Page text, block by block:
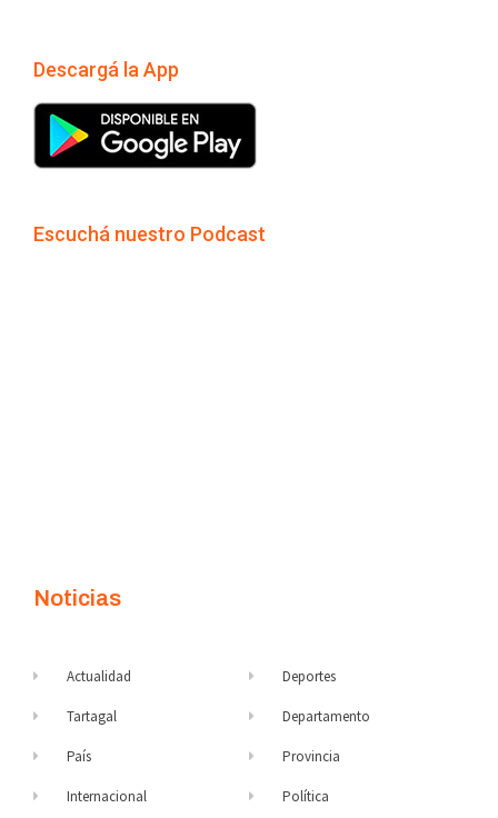
Descargá la App
Escuchá nuestro Podcast
Noticias
Actualidad
Tartagal
País
Internacional
Deportes
Departamento
Provincia
Política